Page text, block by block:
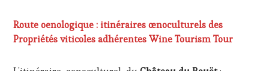
Route oenologique : itinéraires œnoculturels des
Propriétés viticoles adhérentes Wine Tourism Tour